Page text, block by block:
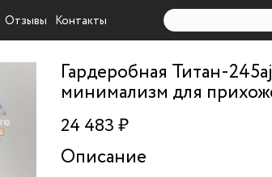
Отзывы Контакты
Гардеробная Титан-245aj
минимализм для
24 483 ₽
Описание